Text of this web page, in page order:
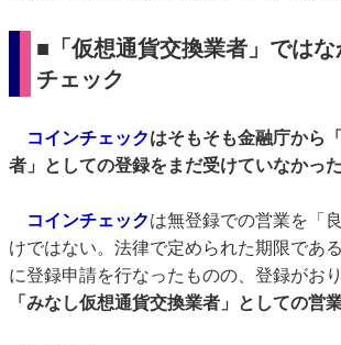
■「仮想通貨交換業者」では
チェック
コインチェックはそもそも金融庁から
者」としての登録をまだ受けていなかった
コインチェックは無登録での営業を「
けではない。法律で定められた期限であ
に登録申請を行なったものの、登録がお
「みなし仮想通貨交換業者」としての営